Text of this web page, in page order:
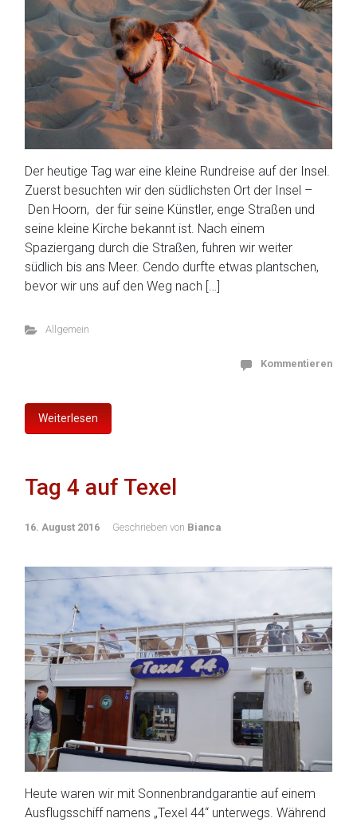
Der heutige Tag war eine kleine Rundreise auf der Insel.
Zuerst besuchten wir den südlichsten Ort der Insel –
Den Hoorn, der für seine Künstler, enge Straßen und
seine kleine Kirche bekannt ist. Nach einem
Spaziergang durch die Straßen, fuhren wir weiter
südlich bis ans Meer. Cendo durfte etwas plantschen,
bevor wir uns auf den Weg nach […]
Allgemein
Kommentieren
Weiterlesen
Tag 4 auf Texel
16. August 2016 Geschrieben von Bianca
Heute waren wir mit Sonnenbrandgarantie auf einem
Ausflugsschiff namens „Texel 44“ unterwegs. Während